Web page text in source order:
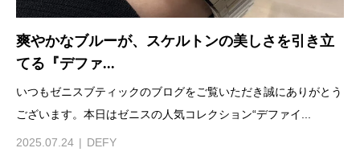
爽やかなブルーが、スケルトンの美しさを引き立
てる『デファ...
いつもゼニスブティックのブログをご覧いただき誠にありがとう
ございます。本日はゼニスの人気コレクション“デファイ...
2025.07.24 DEFY